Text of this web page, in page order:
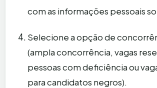
com as informações pessoais
Selecione a opção de
(ampla concorrência, vagas
pessoas com deficiência ou
para candidatos negros).